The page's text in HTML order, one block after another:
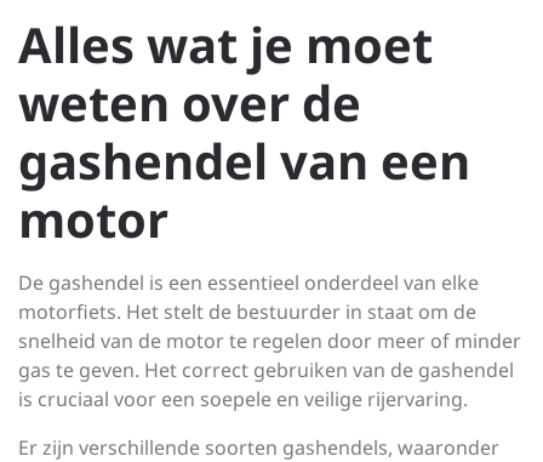
Alles wat je moet
weten over de
gashendel van een
motor
De gashendel is een essentieel onderdeel van elke
motorfiets. Het stelt de bestuurder in staat om de
snelheid van de motor te regelen door meer of minder
gas te geven. Het correct gebruiken van de gashendel
is cruciaal voor een soepele en veilige rijervaring.
Er zijn verschillende soorten gashendels, waaronder